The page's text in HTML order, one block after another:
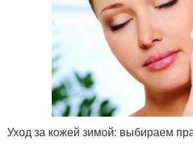
Уход за кожей зимой: выбираем